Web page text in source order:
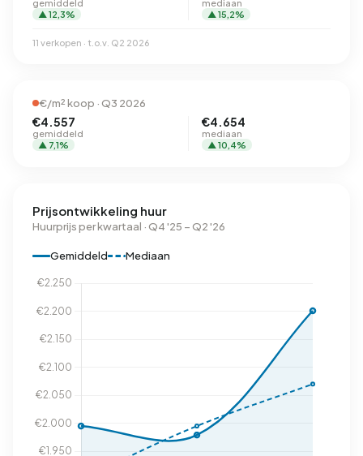
gemiddeld
▲ 12,3%
mediaan
▲ 15,2%
11 verkopen · t.o.v. Q2 2026
€/m² koop · Q3 2026
€4.557
gemiddeld
▲ 7,1%
€4.654
mediaan
▲ 10,4%
Prijsontwikkeling huur
Huurprijs per kwartaal · Q4 '25 – Q2 '26
Gemiddeld Mediaan